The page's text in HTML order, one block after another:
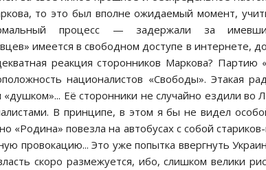
то это был вполне ожидаемый момент,
процесс — задержали за
имеется в свободном доступе в интернете,
реакция сторонников Маркова?
националистов «Свободы». Этакая
«душком»... Её сторонники не случайно ездили во
В принципе, в этом я бы не видел
«Родина» повезла на автобусах с собой
провокацию... Это уже попытка ввергнуть
скоро размежуется, ибо, слишком велики